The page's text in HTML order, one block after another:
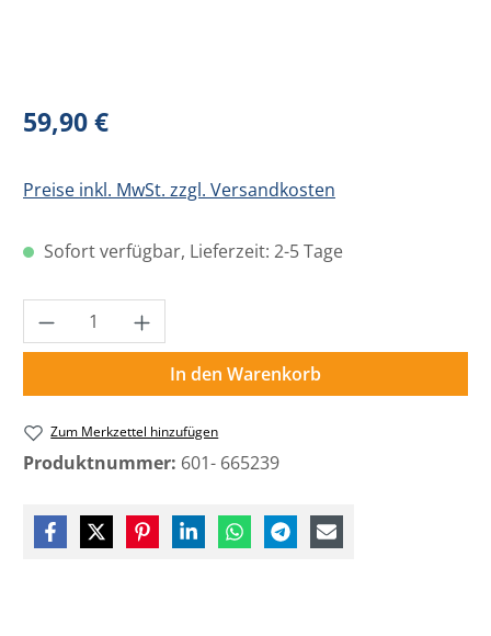
Regulärer Preis:
59,90 €
Preise inkl. MwSt. zzgl. Versandkosten
Sofort verfügbar, Lieferzeit: 2-5 Tage
Produkt Anzahl: Gib den gewünschten
In den Warenkorb
Zum Merkzettel hinzufügen
Produktnummer: 601- 665239